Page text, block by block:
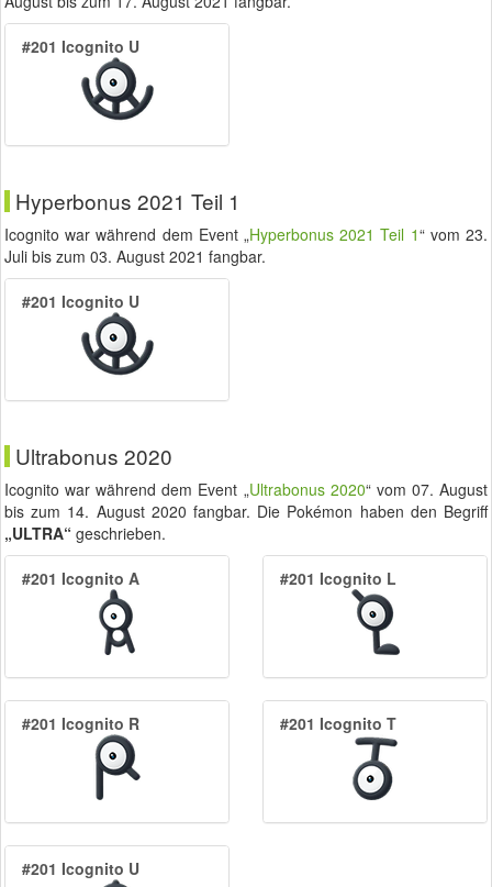
#201 Icognito U
Hyperbonus 2021 Teil 1
Icognito war während dem Event „Hyperbonus 2021 Teil 1“ vom23.
Juli bis zum 03. August 2021 fangbar.
#201 Icognito U
Ultrabonus 2020
Icognito war während dem Event „Ultrabonus 2020“ vom 07. August
bis zum 14. August 2020 fangbar. Die Pokémon haben den Begriff
„ULTRA“ geschrieben.
#201 Icognito A #201 Icognito L
#201 Icognito R #201 Icognito T
#201 Icognito U